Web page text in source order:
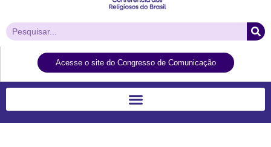
Acesse o site do Congresso de Comunicação